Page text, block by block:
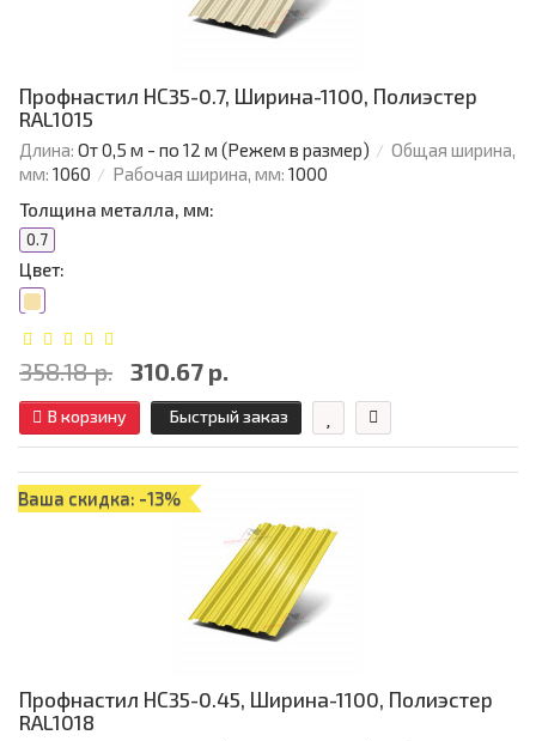
Профнастил НС35-0.7, Ширина-1100, Полиэстер
RAL1015
Длина: От 0,5 м - по 12 м (Режем в размер)
Общая ширина,
мм: 1060 Рабочая ширина, мм: 1000
Толщина металла, мм:
0.7
Цвет:
358.18 р. 310.67 р.
В корзину Быстрый заказ
Ваша скидка: -13%
Профнастил НС35-0.45, Ширина-1100, Полиэстер
RAL1018